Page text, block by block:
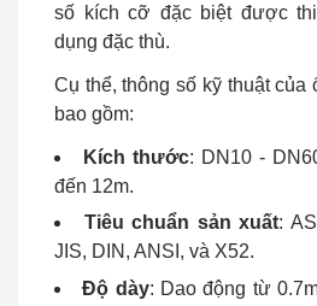
số kích cỡ đặc biệt được
dụng đặc thù.
Cụ thể, thông số kỹ thuật của
bao gồm:
Kích thước: DN10 -
đến 12m.
Tiêu chuẩn sản xuất:
JIS, DIN, ANSI, và X52.
Độ dày: Dao động từ